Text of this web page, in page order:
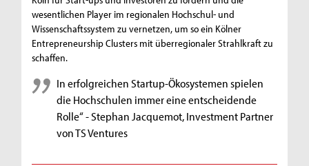
wesentlichen Player im regionalen Hochschul- und
Wissenschaftssystem zu vernetzen, um so ein Kölner
Entrepreneurship Clusters mit überregionaler Strahlkraft zu
schaffen.
In erfolgreichen Startup-Ökosystemen spielen
die Hochschulen immer eine entscheidende
Rolle“ - Stephan Jacquemot, Investment Partner
von TS Ventures